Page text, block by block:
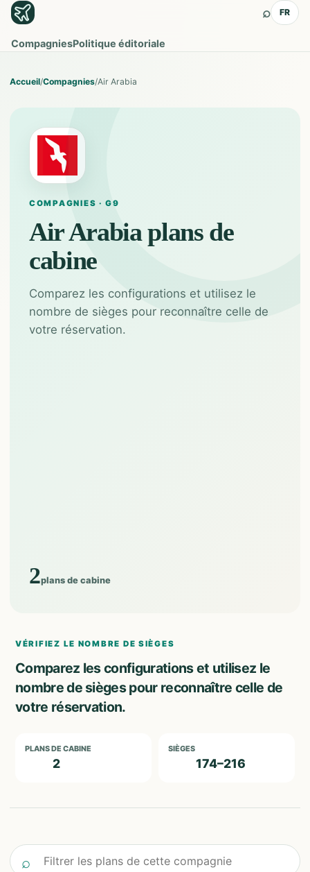
CompagniesPolitique éditoriale
⌕ FR
Accueil/Compagnies/Air Arabia
COMPAGNIES · G9
Air Arabia plans de
cabine
Comparez les configurations et utilisez le
nombre de sièges pour reconnaître celle de
votre réservation.
2plans de cabine
VÉRIFIEZ LE NOMBRE DE SIÈGES
Comparez les configurations et utilisez le
nombre de sièges pour reconnaître celle de
votre réservation.
PLANS DE CABINE
2
SIÈGES
174–216
⌕
Filtrer les plans de cette compagnie